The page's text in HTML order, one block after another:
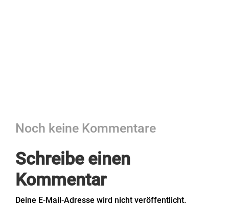
Noch keine Kommentare
Schreibe einen
Kommentar
Deine E-Mail-Adresse wird nicht veröffentlicht.